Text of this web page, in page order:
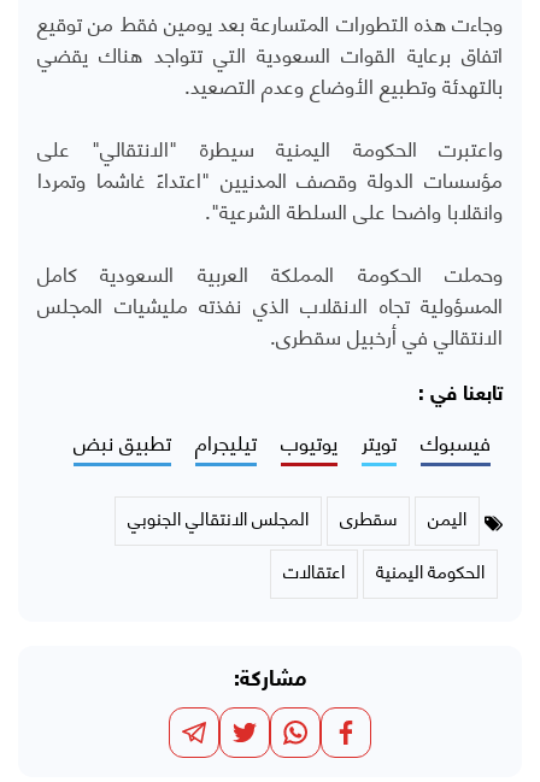
وجاءت هذه التطورات المتسارعة بعد يومين فقط من توقيع
اتفاق برعاية القوات السعودية التي تتواجد هناك يقضي
بالتهدئة وتطبيع الأوضاع وعدم التصعيد.
واعتبرت الحكومة اليمنية سيطرة "الانتقالي" على
مؤسسات الدولة وقصف المدنيين "اعتداءً غاشما وتمردا
وانقلابا واضحا على السلطة الشرعية".
وحملت الحكومة المملكة العربية السعودية كامل
المسؤولية تجاه الانقلاب الذي نفذته مليشيات المجلس
الانتقالي في أرخبيل سقطرى.
تابعنا في :
فيسبوك تويتر يوتيوب تيليجرام تطبيق نبض
اليمن سقطرى
المجلس الانتقالي الجنوبي
الحكومة اليمنية
اعتقالات
مشاركة: